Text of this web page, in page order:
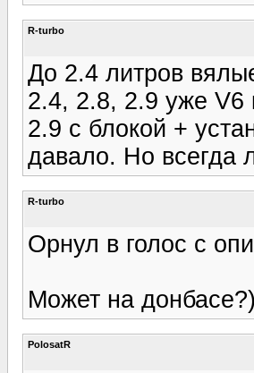
R-turbo
До 2.4 литров
2.4, 2.8, 2.9 уже V6
2.9 с блокой +
давало. Но всегда
R-turbo
Орнул в голос с
Может на донбасе?)
PolosatR